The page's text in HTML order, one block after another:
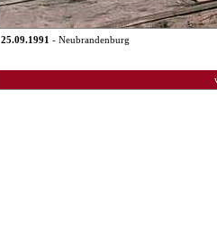
25.09.1991 - Neubrandenburg